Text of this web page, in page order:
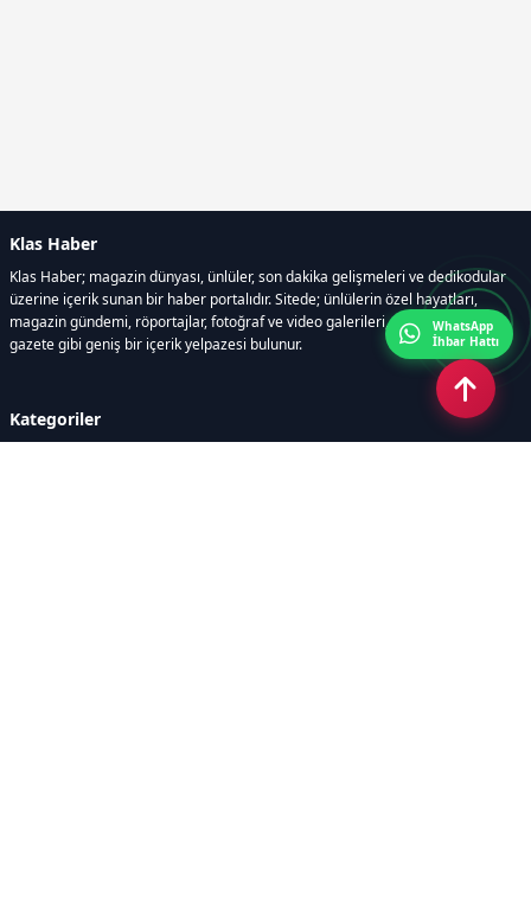
Klas Haber
Klas Haber; magazin dünyası, ünlüler, son dakika gelişmeleri ve dedikodular
üzerine içerik sunan bir haber portalıdır. Sitede; ünlülerin özel hayatları,
magazin gündemi, röportajlar, fotoğraf ve video galerileri, resmi ilanlar, e-
gazete gibi geniş bir içerik yelpazesi bulunur.
Kategoriler
WhatsApp
İhbar Hattı